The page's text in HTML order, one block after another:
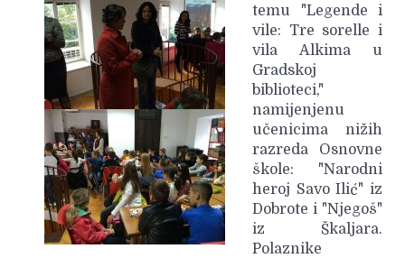
temu "Legende i
vile: Tre sorelle i
vila Alkima u
Gradskoj
biblioteci,"
namijenjenu
učenicima nižih
razreda Osnovne
škole: "Narodni
heroj Savo Ilić" iz
Dobrote i "Njegoš"
iz Škaljara.
Polaznike